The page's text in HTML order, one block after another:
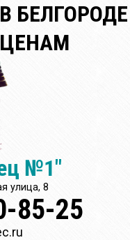
БЕЛГОРОДЕ
№1"
улица, 8
85-25